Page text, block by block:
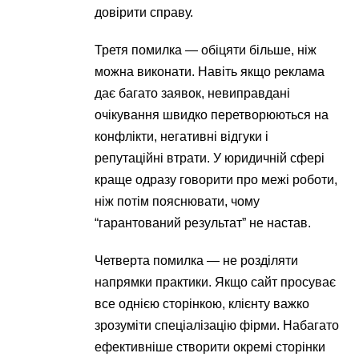
довірити справу.
Третя помилка — обіцяти більше, ніж
можна виконати. Навіть якщо реклама
дає багато заявок, невиправдані
очікування швидко перетворюються на
конфлікти, негативні відгуки і
репутаційні втрати. У юридичній сфері
краще одразу говорити про межі роботи,
ніж потім пояснювати, чому
“гарантований результат” не настав.
Четверта помилка — не розділяти
напрямки практики. Якщо сайт просуває
все однією сторінкою, клієнту важко
зрозуміти спеціалізацію фірми. Набагато
ефективніше створити окремі сторінки